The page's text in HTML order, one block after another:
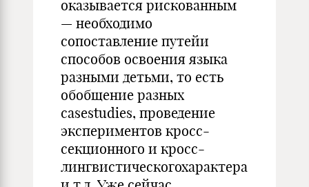
оказывается рискованным
— необходимо
сопоставление путейи
способов освоения языка
разными детьми, то есть
обобщение разных
casestudies, проведение
экспериментов кросс-
секционного и кросс-
лингвистическогохарактера